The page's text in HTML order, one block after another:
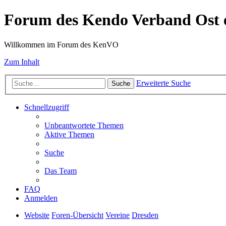
Forum des Kendo Verband Ost
Willkommen im Forum des KenVO
Zum Inhalt
Suche Erweiterte Suche
Schnellzugriff
Unbeantwortete Themen
Aktive Themen
Suche
Das Team
FAQ
Anmelden
Website Foren-Übersicht Vereine Dresden